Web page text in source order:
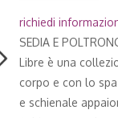
richiedi
SEDIA E
Libre è una
corpo e con lo
e schienale